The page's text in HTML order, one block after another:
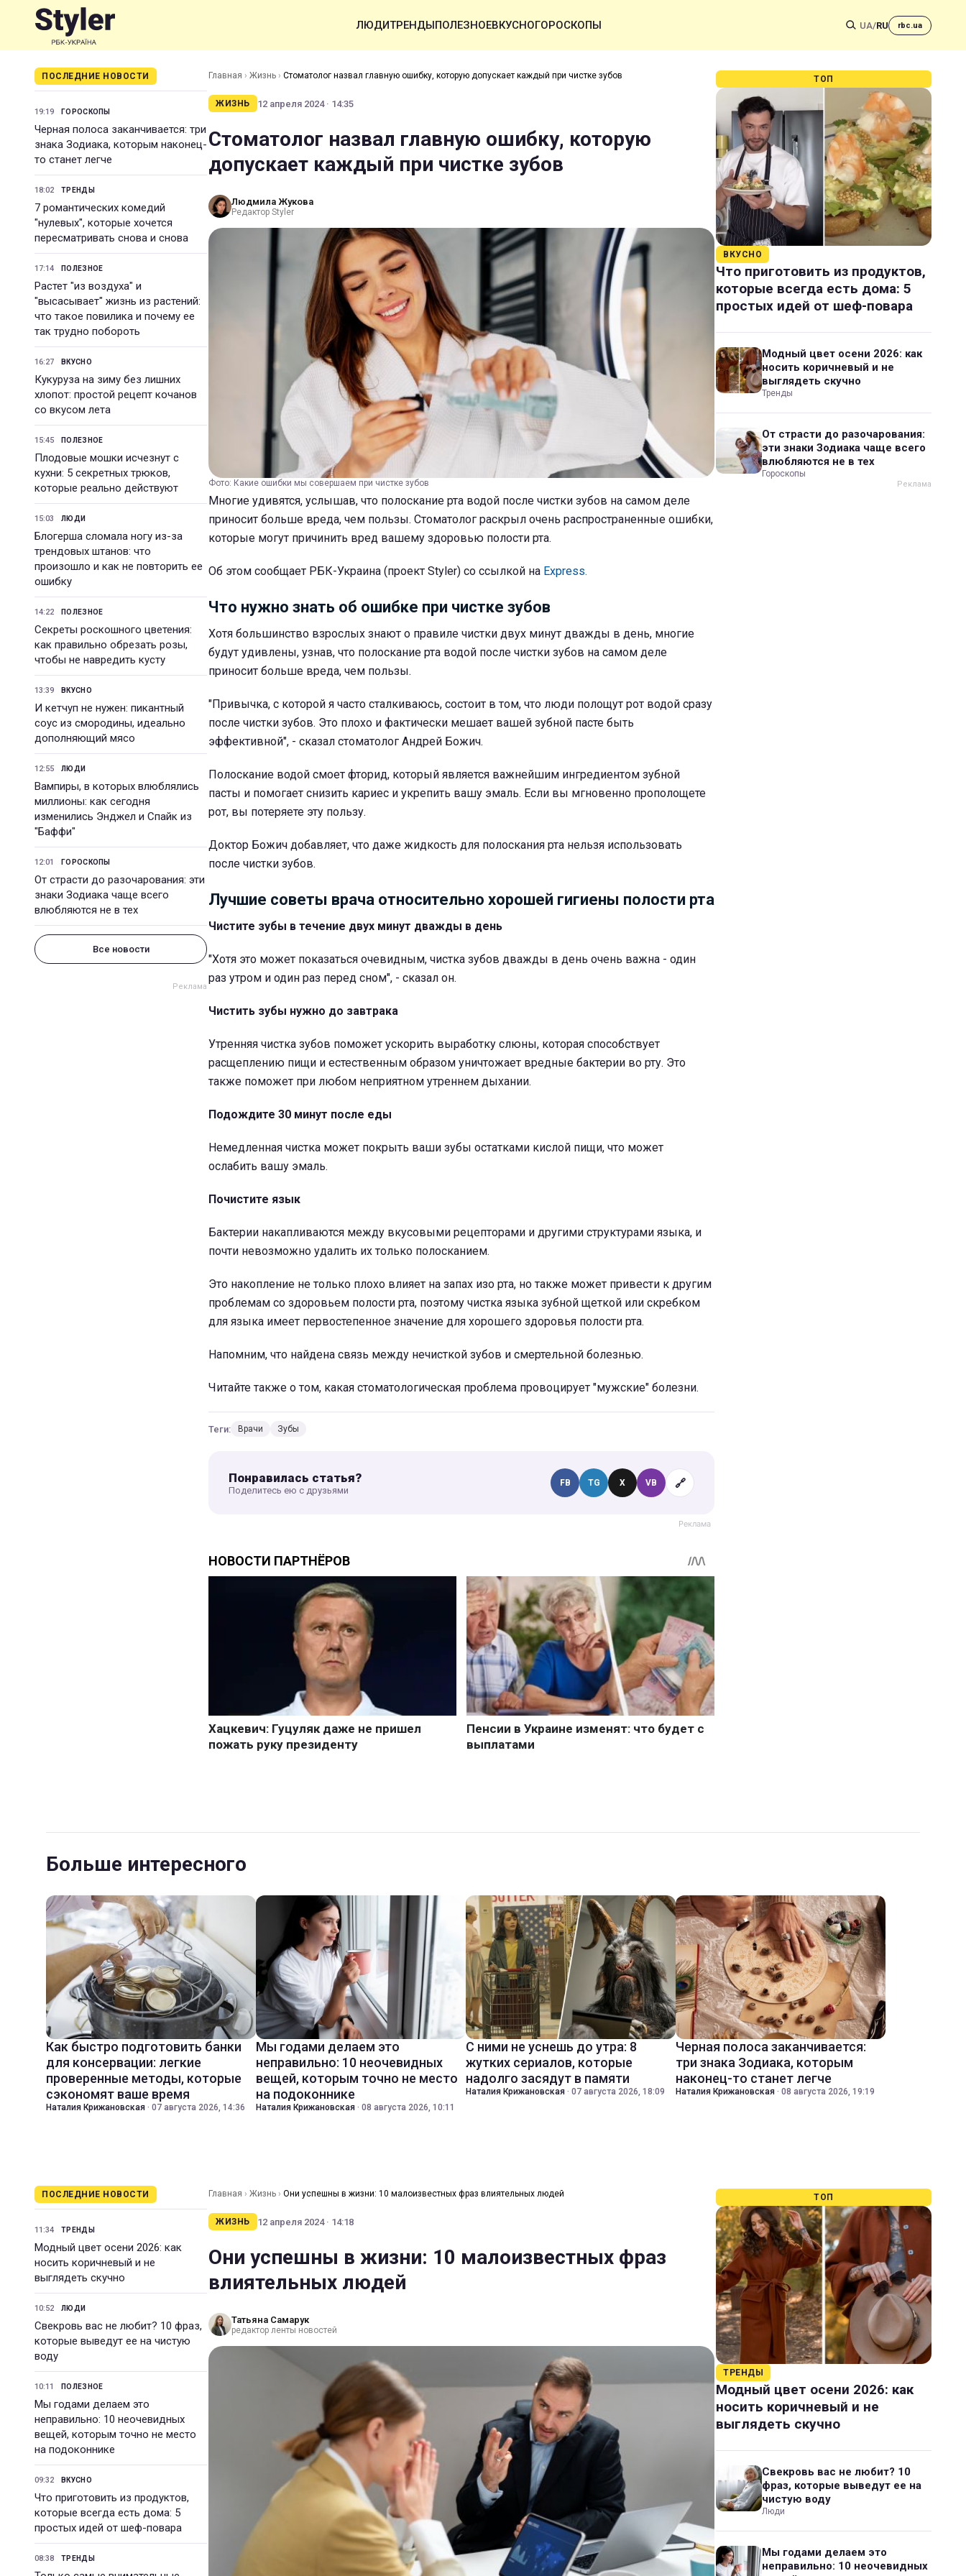
ЛЮДИТРЕНДЫПОЛЕЗНОЕВКУСНОГОРОСКОПЫ UA/RU rbc.ua
ПОСЛЕДНИЕ НОВОСТИ
19:19 ГОРОСКОПЫ
Черная полоса заканчивается: три
знака Зодиака, которым наконец-
то станет легче
18:02 ТРЕНДЫ
7 романтических комедий
"нулевых", которые хочется
пересматривать снова и снова
17:14 ПОЛЕЗНОЕ
Растет "из воздуха" и
"высасывает" жизнь из растений:
что такое повилика и почему ее
так трудно побороть
16:27 ВКУСНО
Кукуруза на зиму без лишних
хлопот: простой рецепт кочанов
со вкусом лета
15:45 ПОЛЕЗНОЕ
Плодовые мошки исчезнут с
кухни: 5 секретных трюков,
которые реально действуют
15:03 ЛЮДИ
Блогерша сломала ногу из-за
трендовых штанов: что
произошло и как не повторить ее
ошибку
14:22 ПОЛЕЗНОЕ
Секреты роскошного цветения:
как правильно обрезать розы,
чтобы не навредить кусту
13:39 ВКУСНО
И кетчуп не нужен: пикантный
соус из смородины, идеально
дополняющий мясо
12:55 ЛЮДИ
Вампиры, в которых влюблялись
миллионы: как сегодня
изменились Энджел и Спайк из
"Баффи"
12:01 ГОРОСКОПЫ
От страсти до разочарования: эти
знаки Зодиака чаще всего
влюбляются не в тех
Все новости
Главная › Жизнь › Стоматолог назвал главную ошибку, которую допускает каждый при чистке зубов
ЖИЗНЬ 12 апреля 2024 · 14:35
Стоматолог назвал главную ошибку, которую
допускает каждый при чистке зубов
Людмила Жукова
Редактор Styler
Фото: Какие ошибки мы совершаем при чистке зубов
Многие удивятся, услышав, что полоскание рта водой после чистки зубов на самом деле
приносит больше вреда, чем пользы. Стоматолог раскрыл очень распространенные ошибки,
которые могут причинить вред вашему здоровью полости рта.
Об этом сообщает РБК-Украина (проект Styler) со ссылкой на Express.
Что нужно знать об ошибке при чистке зубов
Хотя большинство взрослых знают о правиле чистки двух минут дважды в день, многие
будут удивлены, узнав, что полоскание рта водой после чистки зубов на самом деле
приносит больше вреда, чем пользы.
"Привычка, с которой я часто сталкиваюсь, состоит в том, что люди полощут рот водой сразу
после чистки зубов. Это плохо и фактически мешает вашей зубной пасте быть
эффективной", - сказал стоматолог Андрей Божич.
Полоскание водой смоет фторид, который является важнейшим ингредиентом зубной
пасты и помогает снизить кариес и укрепить вашу эмаль. Если вы мгновенно прополощете
рот, вы потеряете эту пользу.
Доктор Божич добавляет, что даже жидкость для полоскания рта нельзя использовать
после чистки зубов.
Лучшие советы врача относительно хорошей гигиены полости рта
Чистите зубы в течение двух минут дважды в день
"Хотя это может показаться очевидным, чистка зубов дважды в день очень важна - один
раз утром и один раз перед сном", - сказал он.
Чистить зубы нужно до завтрака
Утренняя чистка зубов поможет ускорить выработку слюны, которая способствует
расщеплению пищи и естественным образом уничтожает вредные бактерии во рту. Это
также поможет при любом неприятном утреннем дыхании.
Подождите 30 минут после еды
Немедленная чистка может покрыть ваши зубы остатками кислой пищи, что может
ослабить вашу эмаль.
Почистите язык
Бактерии накапливаются между вкусовыми рецепторами и другими структурами языка, и
почти невозможно удалить их только полосканием.
Это накопление не только плохо влияет на запах изо рта, но также может привести к другим
проблемам со здоровьем полости рта, поэтому чистка языка зубной щеткой или скребком
для языка имеет первостепенное значение для хорошего здоровья полости рта.
Напомним, что найдена связь между нечисткой зубов и смертельной болезнью.
Читайте также о том, какая стоматологическая проблема провоцирует "мужские" болезни.
Теги: Врачи Зубы
Понравилась статья?
Поделитесь ею с друзьями
FB TG X VB 🔗
ТОП
ВКУСНО
Что приготовить из продуктов,
которые всегда есть дома: 5
простых идей от шеф-повара
Модный цвет осени 2026: как
носить коричневый и не
выглядеть скучно
Тренды
От страсти до разочарования:
эти знаки Зодиака чаще всего
влюбляются не в тех
Гороскопы
Больше интересного
Как быстро подготовить банки
для консервации: легкие
проверенные методы, которые
сэкономят ваше время
Наталия Крижановская · 07 августа 2026, 14:36
Мы годами делаем это
неправильно: 10 неочевидных
вещей, которым точно не место
на подоконнике
Наталия Крижановская · 08 августа 2026, 10:11
С ними не уснешь до утра: 8
жутких сериалов, которые
надолго засядут в памяти
Наталия Крижановская · 07 августа 2026, 18:09
Черная полоса заканчивается:
три знака Зодиака, которым
наконец-то станет легче
Наталия Крижановская · 08 августа 2026, 19:19
ПОСЛЕДНИЕ НОВОСТИ
11:34 ТРЕНДЫ
Модный цвет осени 2026: как
носить коричневый и не
выглядеть скучно
10:52 ЛЮДИ
Свекровь вас не любит? 10 фраз,
которые выведут ее на чистую
воду
10:11 ПОЛЕЗНОЕ
Мы годами делаем это
неправильно: 10 неочевидных
вещей, которым точно не место
на подоконнике
09:32 ВКУСНО
Что приготовить из продуктов,
которые всегда есть дома: 5
простых идей от шеф-повара
08:38 ТРЕНДЫ
Главная › Жизнь › Они успешны в жизни: 10 малоизвестных фраз влиятельных людей
ЖИЗНЬ 12 апреля 2024 · 14:18
Они успешны в жизни: 10 малоизвестных фраз
влиятельных людей
Татьяна Самарук
редактор ленты новостей
ТОП
ТРЕНДЫ
Модный цвет осени 2026: как
носить коричневый и не
выглядеть скучно
Свекровь вас не любит? 10
фраз, которые выведут ее на
чистую воду
Люди
Мы годами делаем это
неправильно: 10 неочевидных